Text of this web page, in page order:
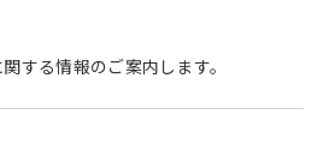
する情報のご案内します。